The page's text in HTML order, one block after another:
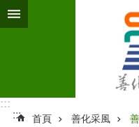
跳到主要內容區塊
:::
:::
首頁 善化采風